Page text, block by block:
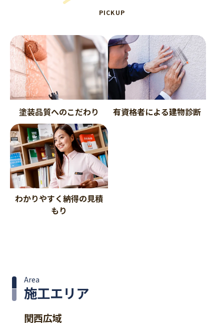
PICKUP
塗装品質へのこだわり 有資格者による建物診断
わかりやすく納得の見積
もり
施工エリア
Area
関西広域